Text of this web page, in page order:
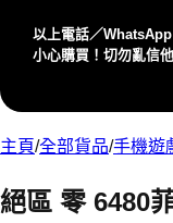
以上電話／
⼩⼼購買！切勿亂信他
主頁/全部貨品/手機遊
絕區 零 6480